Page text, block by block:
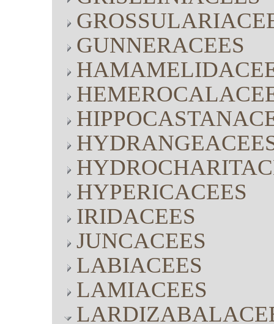
GUNNERACEES
HYPERICACEES
IRIDACEES
JUNCACEES
LABIACEES
LAMIACEES